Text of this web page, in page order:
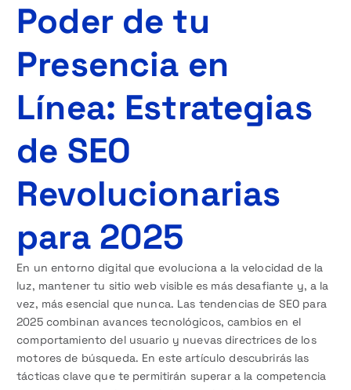
Poder de tu
Presencia en
Línea: Estrategias
de SEO
Revolucionarias
para 2025
En un entorno digital que evoluciona a la velocidad de la
luz, mantener tu sitio web visible es más desafiante y, a la
vez, más esencial que nunca. Las tendencias de SEO para
2025 combinan avances tecnológicos, cambios en el
comportamiento del usuario y nuevas directrices de los
motores de búsqueda. En este artículo descubrirás las
tácticas clave que te permitirán superar a la competencia